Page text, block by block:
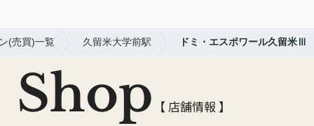
(売買)一覧 久留米大学前駅 ドミ・エスポワール久留米Ⅲ
Shop 【 店舗情報 】